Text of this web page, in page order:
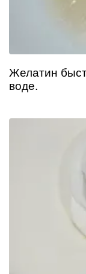
Желатин
воде.